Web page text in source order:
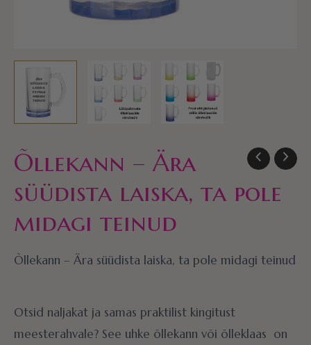
Õllekann – Ära
süüdista laiska, ta pole
midagi teinud
Õllekann – Ära süüdista laiska, ta pole midagi teinud
Otsid naljakat ja samas praktilist kingitust
meesterahvale? See uhke õllekann või õlleklaas on